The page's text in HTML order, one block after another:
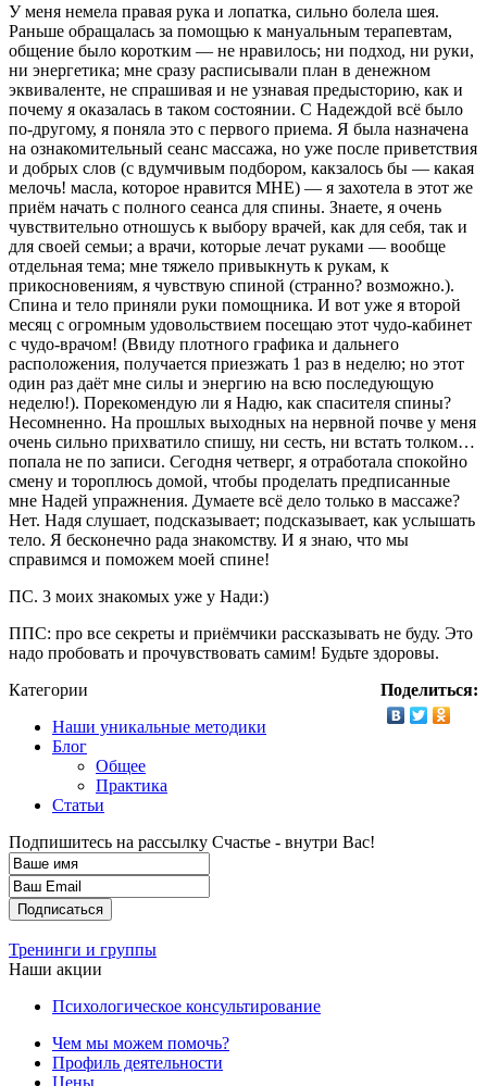
У меня немела правая рука и лопатка, сильно болела шея.
Раньше обращалась за помощью к мануальным терапевтам,
общение было коротким — не нравилось; ни подход, ни руки,
ни энергетика; мне сразу расписывали план в денежном
эквиваленте, не спрашивая и не узнавая предысторию, как и
почему я оказалась в таком состоянии. С Надеждой всё было
по-другому, я поняла это с первого приема. Я была назначена
на ознакомительный сеанс массажа, но уже после приветствия
и добрых слов (с вдумчивым подбором, какзалось бы — какая
мелочь! масла, которое нравится МНЕ) — я захотела в этот же
приём начать с полного сеанса для спины. Знаете, я очень
чувствительно отношусь к выбору врачей, как для себя, так и
для своей семьи; а врачи, которые лечат руками — вообще
отдельная тема; мне тяжело привыкнуть к рукам, к
прикосновениям, я чувствую спиной (странно? возможно.).
Спина и тело приняли руки помощника. И вот уже я второй
месяц с огромным удовольствием посещаю этот чудо-кабинет
с чудо-врачом! (Ввиду плотного графика и дальнего
расположения, получается приезжать 1 раз в неделю; но этот
один раз даёт мне силы и энергию на всю последующую
неделю!). Порекомендую ли я Надю, как спасителя спины?
Несомненно. На прошлых выходных на нервной почве у меня
очень сильно прихватило спишу, ни сесть, ни встать толком…
попала не по записи. Сегодня четверг, я отработала спокойно
смену и тороплюсь домой, чтобы проделать предписанные
мне Надей упражнения. Думаете всё дело только в массаже?
Нет. Надя слушает, подсказывает; подсказывает, как услышать
тело. Я бесконечно рада знакомству. И я знаю, что мы
справимся и поможем моей спине!
ПС. 3 моих знакомых уже у Нади:)
ППС: про все секреты и приёмчики рассказывать не буду. Это
надо пробовать и прочувствовать самим! Будьте здоровы.
Поделиться:
Категории
Наши уникальные методики
Блог
Общее
Практика
Статьи
Подпишитесь на рассылку Счастье - внутри Вас!
Тренинги и группы
Наши акции
Психологическое консультирование
Чем мы можем помочь?
Профиль деятельности
Цены